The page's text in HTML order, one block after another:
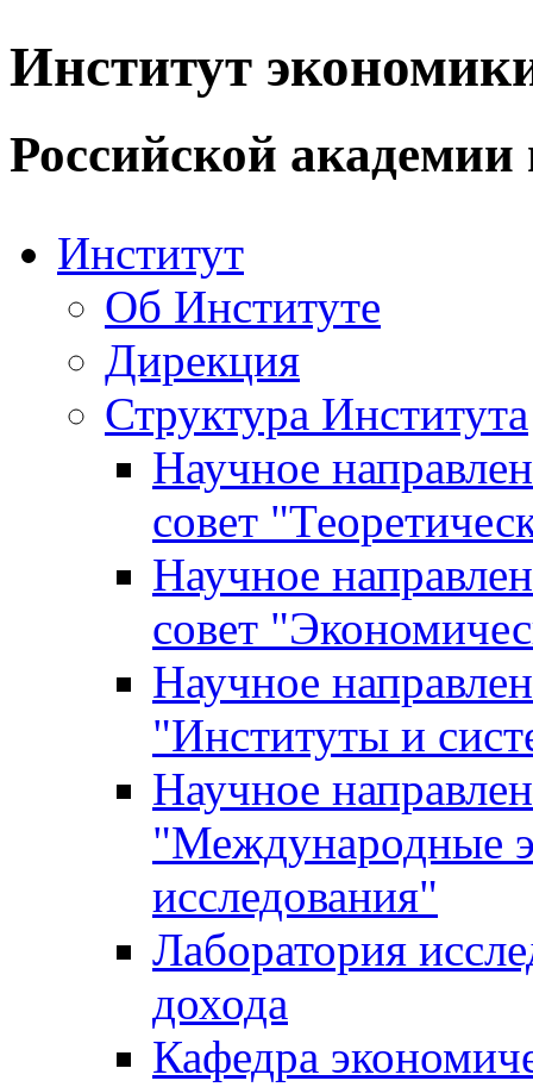
Институт
Российской академии
Институт
Об Институте
Дирекция
Структура Института
Научное
совет
Научное
совет
Научное
"Институты и
Научное
"Международные
исследования"
Лаборатория
дохода
Кафедра